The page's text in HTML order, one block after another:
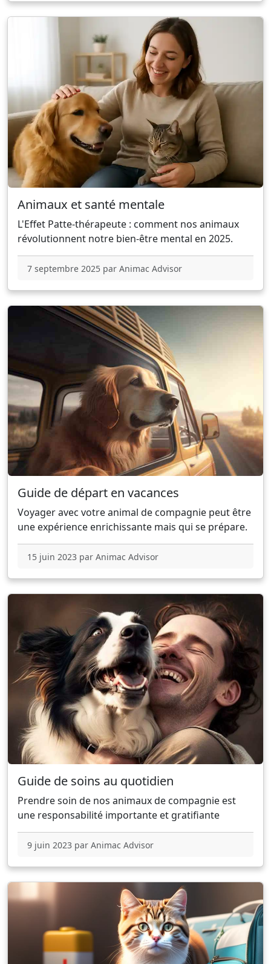
Animaux et santé mentale
L'Effet Patte-thérapeute : comment nos animaux
révolutionnent notre bien-être mental en 2025.
7 septembre 2025 par Animac Advisor
Guide de départ en vacances
Voyager avec votre animal de compagnie peut être
une expérience enrichissante mais qui se prépare.
15 juin 2023 par Animac Advisor
Guide de soins au quotidien
Prendre soin de nos animaux de compagnie est
une responsabilité importante et gratifiante
9 juin 2023 par Animac Advisor